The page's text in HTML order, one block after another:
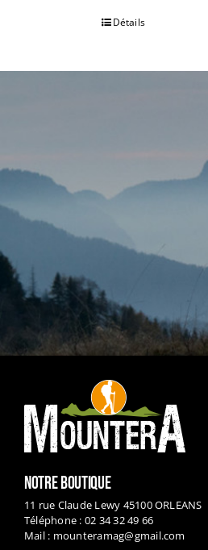
Détails
NOTRE BOUTIQUE
11 rue Claude Lewy 45100 ORLEANS
Téléphone : 02 34 32 49 66
Mail : mounteramag@gmail.com